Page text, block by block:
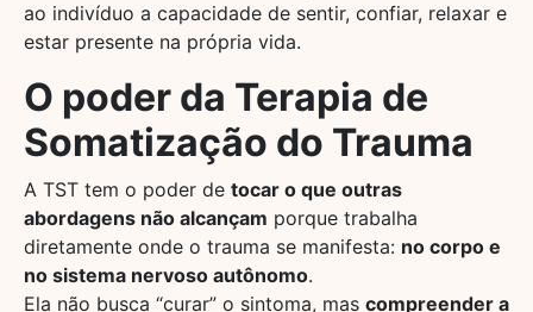
ao indivíduo a capacidade de sentir, confiar, relaxar e
estar presente na própria vida.
O poder da Terapia de
Somatização do Trauma
A TST tem o poder de tocar o que outras
abordagens não alcançam porque trabalha
diretamente onde o trauma se manifesta: no corpo e
no sistema nervoso autônomo.
Ela não busca “curar” o sintoma, mas compreender a